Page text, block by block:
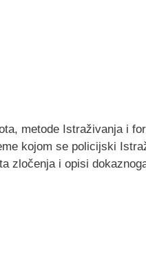
metode Istraživanja i
kojom se policijski
zločenja i opisi